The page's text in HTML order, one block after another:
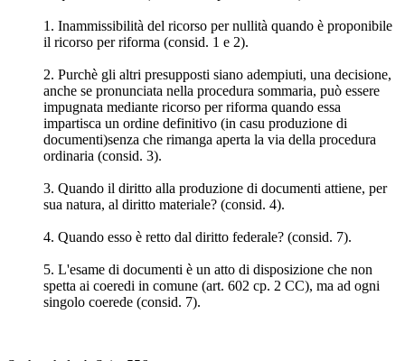
1. Inammissibilità del ricorso per nullità quando è proponibile
il ricorso per riforma (consid. 1 e 2).
2. Purchè gli altri presupposti siano adempiuti, una decisione,
anche se pronunciata nella procedura sommaria, può essere
impugnata mediante ricorso per riforma quando essa
impartisca un ordine definitivo (in casu produzione di
documenti)senza che rimanga aperta la via della procedura
ordinaria (consid. 3).
3. Quando il diritto alla produzione di documenti attiene, per
sua natura, al diritto materiale? (consid. 4).
4. Quando esso è retto dal diritto federale? (consid. 7).
5. L'esame di documenti è un atto di disposizione che non
spetta ai coeredi in comune (art. 602 cp. 2 CC), ma ad ogni
singolo coerede (consid. 7).